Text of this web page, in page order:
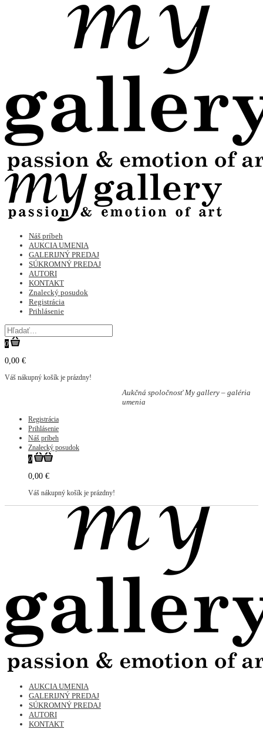
Náš príbeh
AUKCIA UMENIA
GALERIJNÝ PREDAJ
SÚKROMNÝ PREDAJ
AUTORI
KONTAKT
Znalecký posudok
Registrácia
Prihlásenie
0
0,00 €
Váš nákupný košík je prázdny!
Aukčná spoločnosť My gallery – galéria
umenia
Registrácia
Prihlásenie
Náš príbeh
Znalecký posudok
0
0,00 €
Váš nákupný košík je prázdny!
AUKCIA UMENIA
GALERIJNÝ PREDAJ
SÚKROMNÝ PREDAJ
AUTORI
KONTAKT